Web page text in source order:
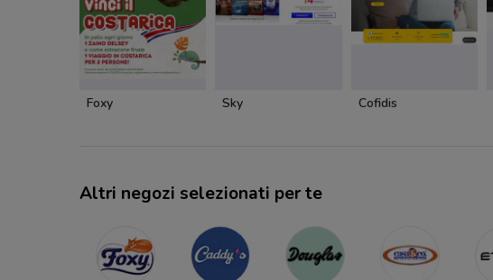
Foxy Sky Cofidis
Altri negozi selezionati per te